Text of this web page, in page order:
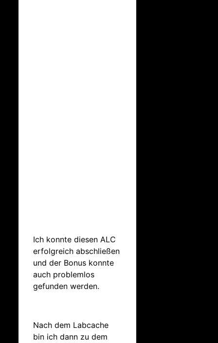
Ich konnte diesen ALC
erfolgreich abschließen
und der Bonus konnte
auch problemlos
gefunden werden.
Nach dem Labcache
bin ich dann zu dem